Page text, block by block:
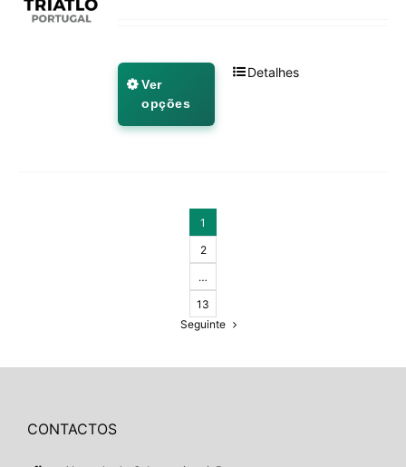
Ver
opções
Detalhes
1
2
…
13
Seguinte
CONTACTOS